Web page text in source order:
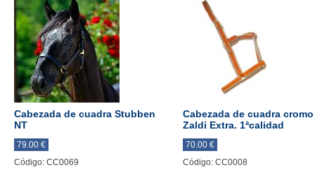
Cabezada de cuadra Stubben
NT
79.00 €
Código: CC0069
Cabezada de cuadra cromo
Zaldi Extra. 1ªcalidad
70.00 €
Código: CC0008